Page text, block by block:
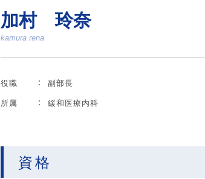
加村 玲奈
kamura rena
役職 副部長
所属 緩和医療内科
資格